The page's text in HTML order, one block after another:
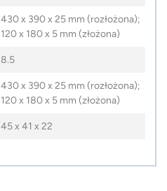
430 x 390 x 25 mm (rozłożona);
120 x 180 x 5 mm (złożona)
8.5
430 x 390 x 25 mm (rozłożona);
120 x 180 x 5 mm (złożona)
45 x 41 x 22